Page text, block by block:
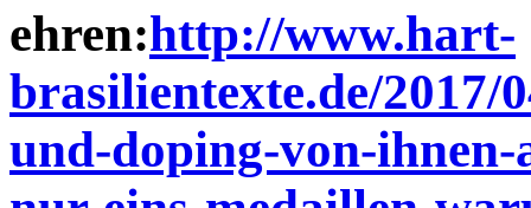
ehren:http://www.hart-
brasilientexte.de/2017/
und-doping-von-